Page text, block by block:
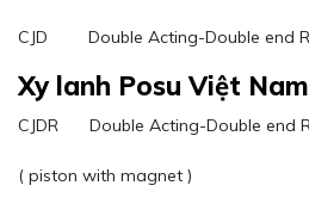
CJD Double Acting-Double end
Xy lanh Posu Việt Nam
CJDR Double Acting-Double end
( piston with magnet )